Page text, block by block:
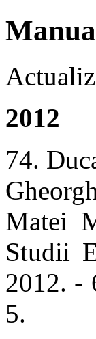
2012
74.
Matei
Studii
2012. -
5.